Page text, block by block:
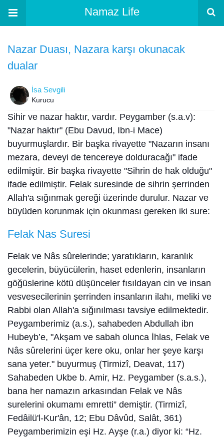
Namaz Life
Nazar Duası, Nazara karşı okunacak
dualar
İsa Sevgili
Kurucu
Sihir ve nazar haktır, vardır. Peygamber (s.a.v):
"Nazar haktır" (Ebu Davud, Ibn-i Mace)
buyurmuşlardır. Bir başka rivayette "Nazarın insanı
mezara, deveyi de tencereye dolduracağı" ifade
edilmiştir. Bir başka rivayette "Sihrin de hak olduğu"
ifade edilmiştir. Felak suresinde de sihrin şerrinden
Allah'a sığınmak gereği üzerinde durulur. Nazar ve
büyüden korunmak için okunması gereken iki sure:
Felak Nas Suresi
Felak ve Nâs sûrelerinde; yaratıkların, karanlık
gecelerin, büyücülerin, haset edenlerin, insanların
göğüslerine kötü düşünceler fısıldayan cin ve insan
vesvesecilerinin şerrinden insanların ilahı, meliki ve
Rabbi olan Allah'a sığınılması tavsiye edilmektedir.
Peygamberimiz (a.s.), sahabeden Abdullah ibn
Hubeyb’e, "Akşam ve sabah olunca İhlas, Felak ve
Nâs sûrelerini üçer kere oku, onlar her şeye karşı
sana yeter." buyurmuş (Tirmizî, Deavat, 117)
Sahabeden Ukbe b. Amir, Hz. Peygamber (s.a.s.),
bana her namazın arkasından Felak ve Nâs
surelerini okumamı emretti” demiştir. (Tirmizî,
Fedâilü'l-Kur'ân, 12; Ebu Dâvûd, Salât, 361)
Peygamberimizin eşi Hz. Ayşe (r.a.) diyor ki: “Hz.